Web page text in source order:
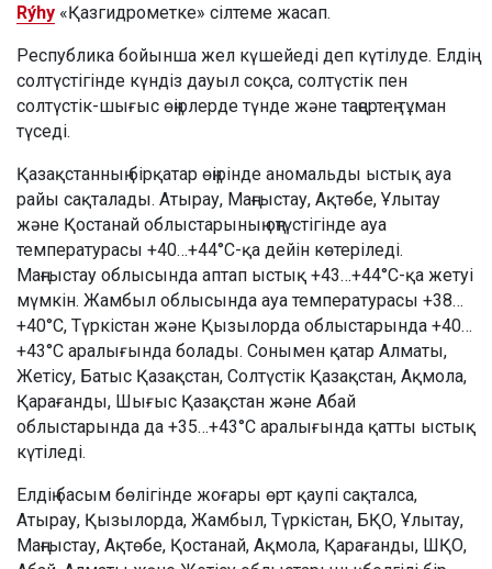
Rýhy «Қазгидрометке» сілтеме жасап.
Республика бойынша жел күшейеді деп күтілуде. Елдің
солтүстігінде күндіз дауыл соқса, солтүстік пен
солтүстік-шығыс өңірлерде түнде және таңертең тұман
түседі.
Қазақстанның бірқатар өңірінде аномальды ыстық ауа
райы сақталады. Атырау, Маңғыстау, Ақтөбе, Ұлытау
және Қостанай облыстарының оңтүстігінде ауа
температурасы +40…+44°C-қа дейін көтеріледі.
Маңғыстау облысында аптап ыстық +43…+44°C-қа жетуі
мүмкін. Жамбыл облысында ауа температурасы +38…
+40°C, Түркістан және Қызылорда облыстарында +40…
+43°C аралығында болады. Сонымен қатар Алматы,
Жетісу, Батыс Қазақстан, Солтүстік Қазақстан, Ақмола,
Қарағанды, Шығыс Қазақстан және Абай
облыстарында да +35…+43°C аралығында қатты ыстық
күтіледі.
Елдің басым бөлігінде жоғары өрт қаупі сақталса,
Атырау, Қызылорда, Жамбыл, Түркістан, БҚО, Ұлытау,
Маңғыстау, Ақтөбе, Қостанай, Ақмола, Қарағанды, ШҚО,